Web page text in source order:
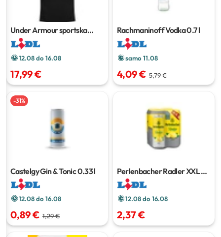
Under Armour sportska
majica
12.08 do 16.08
17,99 €
Rachmaninoff Vodka0.7 l
samo 11.08
4,09 € 5,79 €
-31%
Castelgy Gin & Tonic0.33 l
12.08 do 16.08
0,89 € 1,29 €
Perlenbacher Radler XXL4 x
0.5 l
12.08 do 16.08
2,37 €